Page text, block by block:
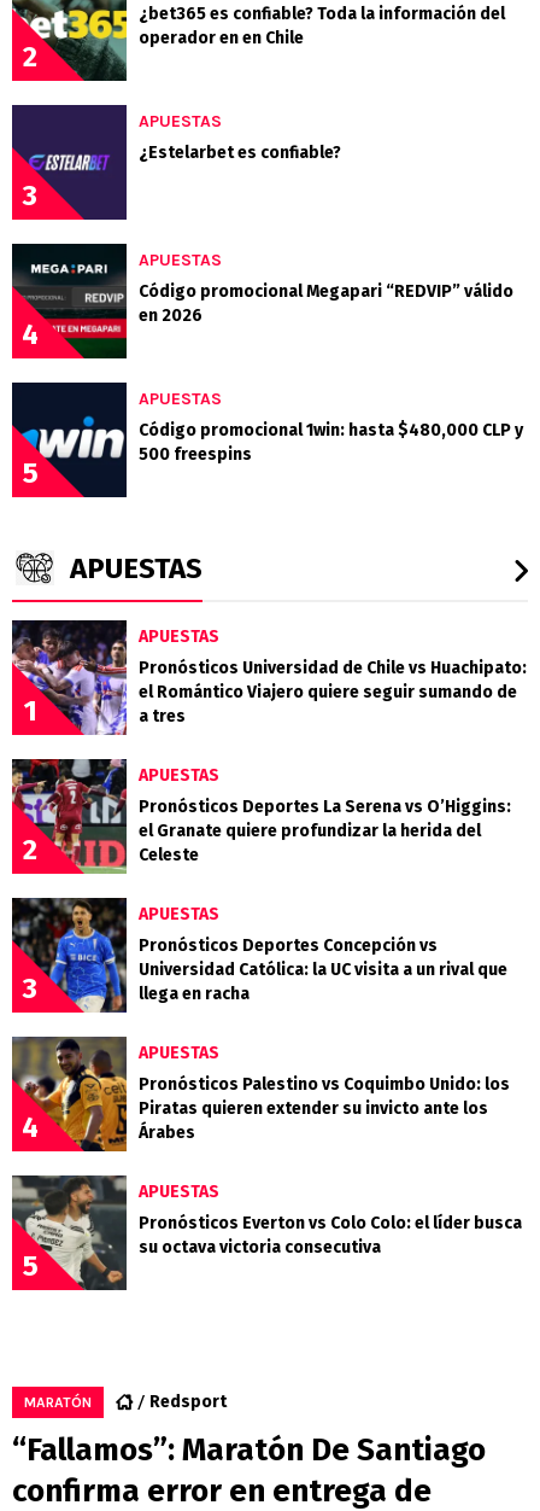
2
¿bet365 es confiable? Toda la información del
operador en en Chile
3
APUESTAS
¿Estelarbet es confiable?
4
APUESTAS
Código promocional Megapari “REDVIP” válido
en 2026
5
APUESTAS
Código promocional 1win: hasta $480,000 CLP y
500 freespins
APUESTAS
1
APUESTAS
Pronósticos Universidad de Chile vs Huachipato:
el Romántico Viajero quiere seguir sumando de
a tres
2
APUESTAS
Pronósticos Deportes La Serena vs O’Higgins:
el Granate quiere profundizar la herida del
Celeste
3
APUESTAS
Pronósticos Deportes Concepción vs
Universidad Católica: la UC visita a un rival que
llega en racha
4
APUESTAS
Pronósticos Palestino vs Coquimbo Unido: los
Piratas quieren extender su invicto ante los
Árabes
5
APUESTAS
Pronósticos Everton vs Colo Colo: el líder busca
su octava victoria consecutiva
MARATÓN Redsport
“Fallamos”: Maratón De Santiago
confirma error en entrega de